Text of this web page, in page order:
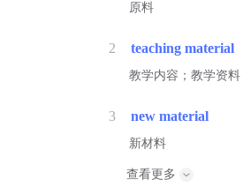
原料
2 teaching material
教学内容；教学资料
3 new material
新材料
查看更多